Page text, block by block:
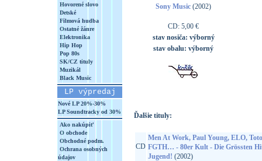
Hovorené slovo
Detské
Filmová hudba
Ostatné žánre
Elektronika
Hip Hop
Pop 80s
SK/CZ tituly
Muzikál
Black Music
LP výpredaj
Nové LP 20%-30%
LP Soundtracky od 30%
Ako nakúpiť
O obchode
Obchodné podm.
Ochrana osobných
údajov
Sony Music (2002)
CD: 5,00 €
stav nosiča: výborný
stav obalu: výborný
Ďalšie tituly:
CD
Men At Work, Paul Young, ELO,
FGTH… - 80er Kult - Die Grössten
Jugend! (2002)